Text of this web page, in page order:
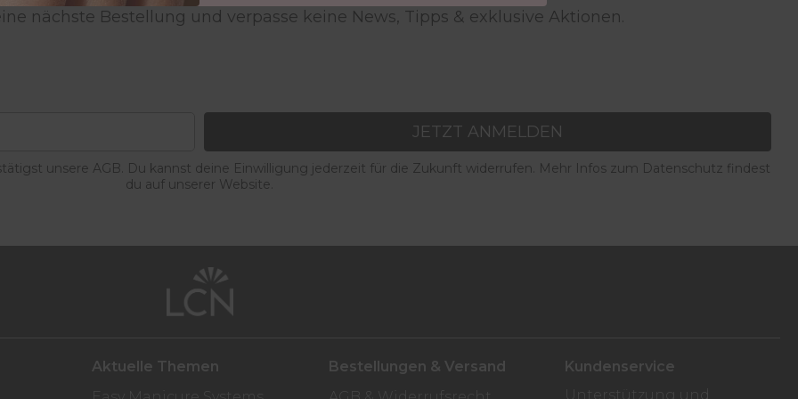
nächste Bestellung und verpasse keine News, Tipps & exklusive Aktionen.
JETZT ANMELDEN
unsere AGB. Du kannst deine Einwilligung jederzeit für die Zukunft widerrufen. Mehr Infos zum Datenschutz findest
du auf unserer Website.
Aktuelle Themen
Bestellungen & Versand
Kundenservice
Unterstützung und